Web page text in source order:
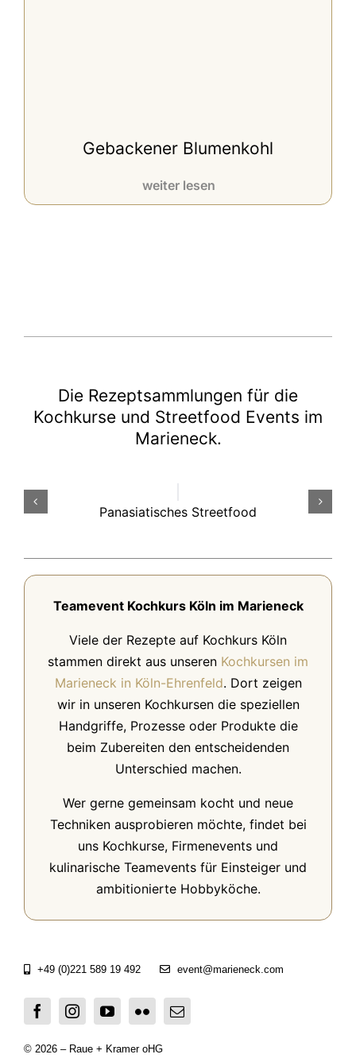
Gebackener Blumenkohl
weiter lesen
Die Rezeptsammlungen für die
Kochkurse und Streetfood Events im
Marieneck.
Panasiatisches Streetfood
Teamevent Kochkurs Köln im Marieneck
Viele der Rezepte auf Kochkurs Köln
stammen direkt aus unseren Kochkursen im
Marieneck in Köln-Ehrenfeld. Dort zeigen
wir in unseren Kochkursen die speziellen
Handgriffe, Prozesse oder Produkte die
beim Zubereiten den entscheidenden
Unterschied machen.
Wer gerne gemeinsam kocht und neue
Techniken ausprobieren möchte, findet bei
uns Kochkurse, Firmenevents und
kulinarische Teamevents für Einsteiger und
ambitionierte Hobbyköche.
+49 (0)221 589 19 492 event@marieneck.com
© 2026 – Raue + Kramer oHG